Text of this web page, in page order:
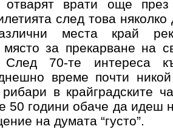
врати още през
след това няколко
места край
място за прекарване на
След 70-те интереса
време почти
в крайградските
50 години обаче да идеш
на думата “густо”.